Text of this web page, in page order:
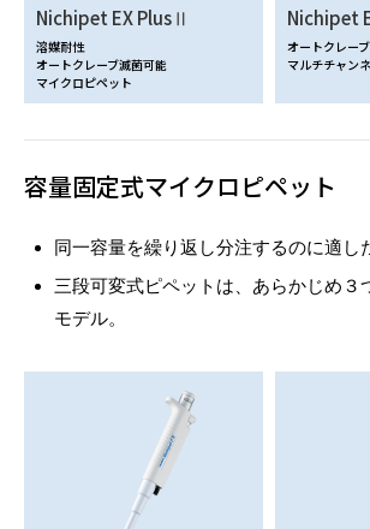
Nichipet EX PlusⅡ
溶媒耐性
オートクレーブ滅菌可能
マイクロピペット
Nichipet
オートクレー
マルチチャン
容量固定式マイクロピペット
同一容量を繰り返し分注するのに適し
三段可変式ピペットは、あらかじめ３
モデル。